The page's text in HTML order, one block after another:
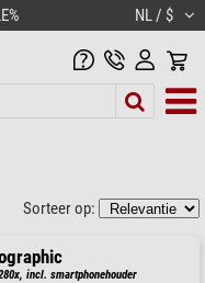
NL / $
Sorteer op:
incl. smartphonehouder